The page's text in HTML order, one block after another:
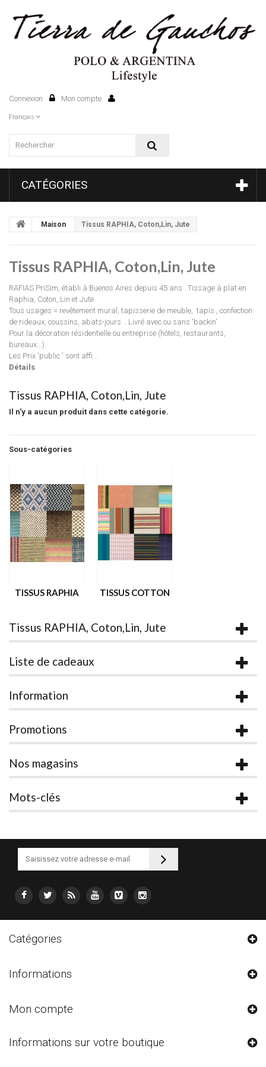
Connexion Mon compte
Français
CATÉGORIES
Maison Tissus RAPHIA, Coton,Lin, Jute
Tissus RAPHIA, Coton,Lin, Jute
RAFIAS PriSim, établi à Buenos Aires depuis 45 ans . Tissage à plat en
Raphia, Coton, Lin et Jute
Tous usages = revêtement mural, tapisserie de meuble, tapis , confection
de rideaux, coussins, abats-jours . Livré avec ou sans 'backin'
Pour la décoration résidentielle ou entreprise (hôtels, restaurants,
bureaux...).
Les Prix 'public ' sont affi...
Détails
Tissus RAPHIA, Coton,Lin, Jute
Il n'y a aucun produit dans cette catégorie.
Sous-catégories
TISSUS RAPHIA TISSUS COTTON
Tissus RAPHIA, Coton,Lin, Jute
Liste de cadeaux
Information
Promotions
Nos magasins
Mots-clés
Catégories
Informations
Mon compte
Informations sur votre boutique